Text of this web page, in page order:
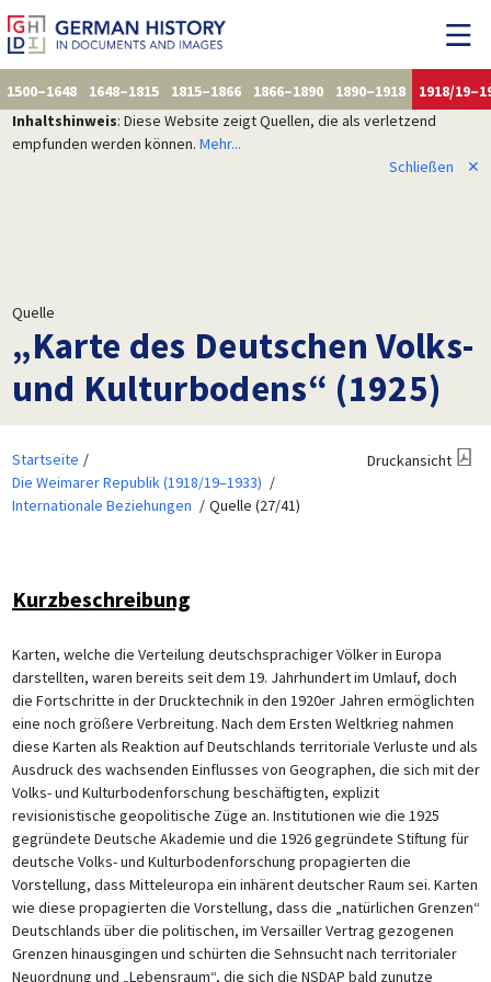
1500–1648 1648–1815 1815–1866 1866–1890 1890–1918
1918/
Inhaltshinweis: Diese Website zeigt Quellen, die als verletzend
empfunden werden können. Mehr...
Schließen
✕
Quelle
„Karte des Deutschen Volks-
und Kulturbodens“ (1925)
Startseite
Die Weimarer Republik (1918/19–1933)
Internationale Beziehungen
Quelle (27/41)
Druckansicht
Kurzbeschreibung
Karten, welche die Verteilung deutschsprachiger Völker in Europa
darstellten, waren bereits seit dem 19. Jahrhundert im Umlauf, doch
die Fortschritte in der Drucktechnik in den 1920er Jahren ermöglichten
eine noch größere Verbreitung. Nach dem Ersten Weltkrieg nahmen
diese Karten als Reaktion auf Deutschlands territoriale Verluste und als
Ausdruck des wachsenden Einflusses von Geographen, die sich mit der
Volks- und Kulturbodenforschung beschäftigten, explizit
revisionistische geopolitische Züge an. Institutionen wie die 1925
gegründete Deutsche Akademie und die 1926 gegründete Stiftung für
deutsche Volks- und Kulturbodenforschung propagierten die
Vorstellung, dass Mitteleuropa ein inhärent deutscher Raum sei. Karten
wie diese propagierten die Vorstellung, dass die „natürlichen Grenzen“
Deutschlands über die politischen, im Versailler Vertrag gezogenen
Grenzen hinausgingen und schürten die Sehnsucht nach territorialer
Neuordnung und „Lebensraum“, die sich die NSDAP bald zunutze